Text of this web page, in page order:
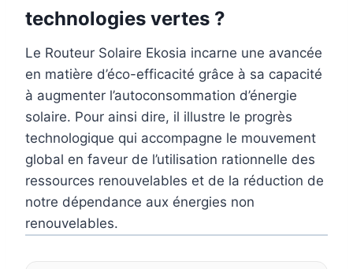
technologies vertes ?
Le Routeur Solaire Ekosia incarne une avancée
en matière d’éco-efficacité grâce à sa capacité
à augmenter l’autoconsommation d’énergie
solaire. Pour ainsi dire, il illustre le progrès
technologique qui accompagne le mouvement
global en faveur de l’utilisation rationnelle des
ressources renouvelables et de la réduction de
notre dépendance aux énergies non
renouvelables.